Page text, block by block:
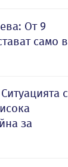
От 9
само в
с
за